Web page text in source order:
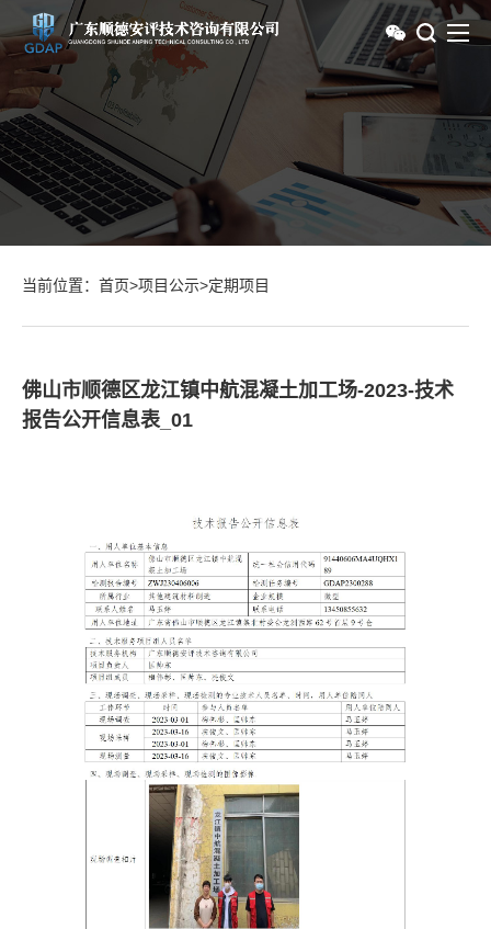
当前位置： 首页>项目公示>定期项目
佛山市顺德区龙江镇中航混凝土加工场-2023-技术
报告公开信息表_01